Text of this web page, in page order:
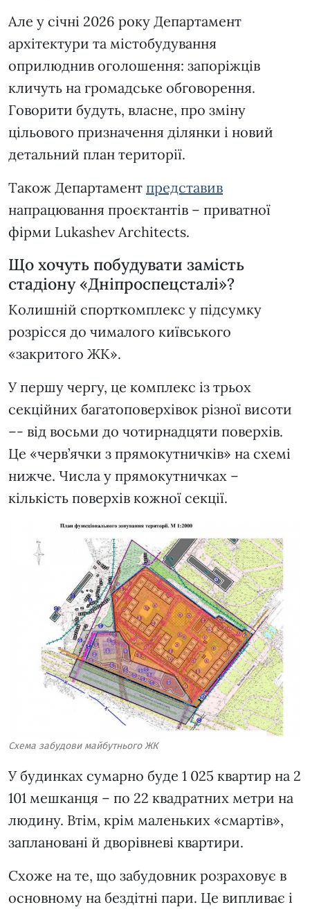
Але у січні 2026 року Департамент
архітектури та містобудування
оприлюднив оголошення: запоріжців
кличуть на громадське обговорення.
Говорити будуть, власне, про зміну
цільового призначення ділянки і новий
детальний план території.
Також Департамент представив
напрацювання проєктантів – приватної
фірми Lukashev Architects.
Що хочуть побудувати замість
стадіону «Дніпроспецсталі»?
Колишній спорткомплекс у підсумку
розрісся до чималого київського
«закритого ЖК».
У першу чергу, це комплекс із трьох
секційних багатоповерхівок різної висоти
–- від восьми до чотирнадцяти поверхів.
Це «черв’ячки з прямокутничків» на схемі
нижче. Числа у прямокутничках –
кількість поверхів кожної секції.
Схема забудови майбутнього ЖК
У будинках сумарно буде 1 025 квартир на 2
101 мешканця – по 22 квадратних метри на
людину. Втім, крім маленьких «смартів»,
заплановані й дворівневі квартири.
Схоже на те, що забудовник розраховує в
основному на бездітні пари. Це випливає і